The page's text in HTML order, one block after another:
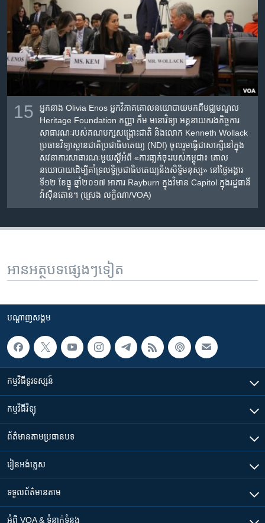
15
អ្នក​នាង Olivia Enos អ្នកវិភាគ​គោល​នយោបាយ​មក​ពី​មជ្ឈមណ្ឌល
Heritage Foundation កញ្ញា កឹម មនោវិទ្យា អគ្គនាយករង​កិច្ច​ការ​
សាធារណៈ​របស់​គណបក្ស​សង្គ្រោះ​ជាតិ និង​លោក Kenneth Wollack
ប្រធាន​វិទ្យាស្ថាន​ជាតិ​ប្រជាធិបតេយ្យ (NDI) ចូលរួម​ធ្វើ​ជា​សាក្សី​នៅ​ក្នុង​
សវនាការ​សាធារណៈ​មួយ​ស្តី​អំពី «ការ​ធា្លក់​ចុះ​របស់​កម្ពុជា៖ គោល​
នយោបាយ​ដើម្បី​គាំទ្រ​លទ្ធិ​ប្រជាធិបតេយ្យ​និង​សិទ្ធិ​មនុស្ស‍» ​នៅ​ថ្ងៃ​អង្គារ
ទី១២ ខែ​ធ្នូ ឆ្នាំ២០១៧​ អាគារ Rayburn ក្នុង​វិមាន Capitol ក្នុង​រដ្ឋធានី​
វ៉ាស៊ីនតោន។ (ស្រេង លក្ខិណា/VOA)
អានអត្ថបទផ្សេងៗទៀត
បណ្តាញ​សង្គម
កម្មវិធី​ទូរទស្សន៍
កម្មវិធី​វិទ្យុ
ព័ត៌មាន​តាមប្រធានបទ​
រៀន​​អង់គ្លេស
ទទួល​ព័ត៌មាន​តាម
អំពី​ VOA & ទំនាក់ទំនង